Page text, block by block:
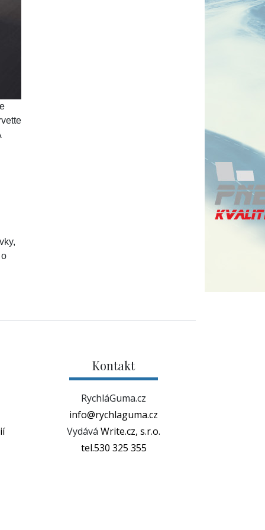
Kontakt
RychláGuma.cz
info@rychlaguma.cz
VydáváWrite.cz, s.r.o.
tel.530 325 355